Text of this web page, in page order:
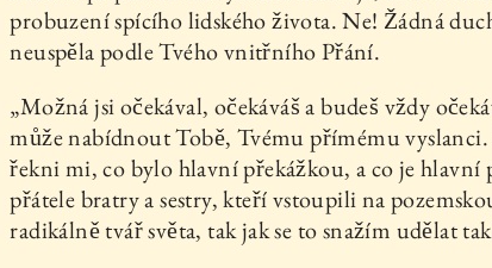
probuzení spícího lidského života. Ne! Žádná
neuspěla podle Tvého vnitřního Přání.
„Možná jsi očekával, očekáváš a budeš vždy
může nabídnout Tobě, Tvému přímému
řekni mi, co bylo hlavní překážkou, a co je hlavní
přátele bratry a sestry, kteří vstoupili na
radikálně tvář světa, tak jak se to snažím udělat